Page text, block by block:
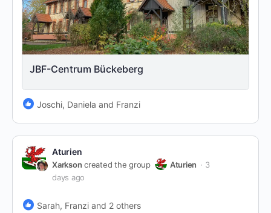
JBF-Centrum Bückeberg
Joschi, Daniela and Franzi
Aturien
Xarkson created the group Aturien
3
days ago
Sarah, Franzi and 2 others